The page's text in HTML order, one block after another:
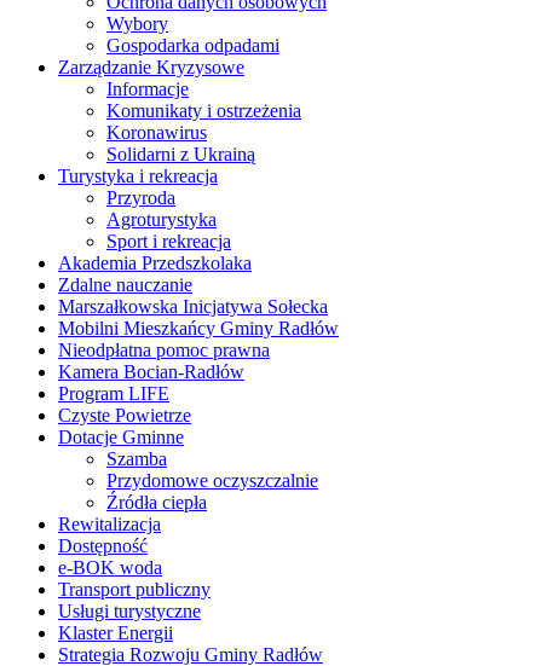
Wybory
Gospodarka odpadami
Zarządzanie Kryzysowe
Informacje
Komunikaty i ostrzeżenia
Koronawirus
Solidarni z Ukrainą
Turystyka i rekreacja
Przyroda
Agroturystyka
Sport i rekreacja
Akademia Przedszkolaka
Zdalne nauczanie
Marszałkowska Inicjatywa Sołecka
Mobilni Mieszkańcy Gminy Radłów
Nieodpłatna pomoc prawna
Kamera Bocian-Radłów
Program LIFE
Czyste Powietrze
Dotacje Gminne
Szamba
Przydomowe oczyszczalnie
Źródła ciepła
Rewitalizacja
Dostępność
e-BOK woda
Transport publiczny
Usługi turystyczne
Klaster Energii
Strategia Rozwoju Gminy Radłów